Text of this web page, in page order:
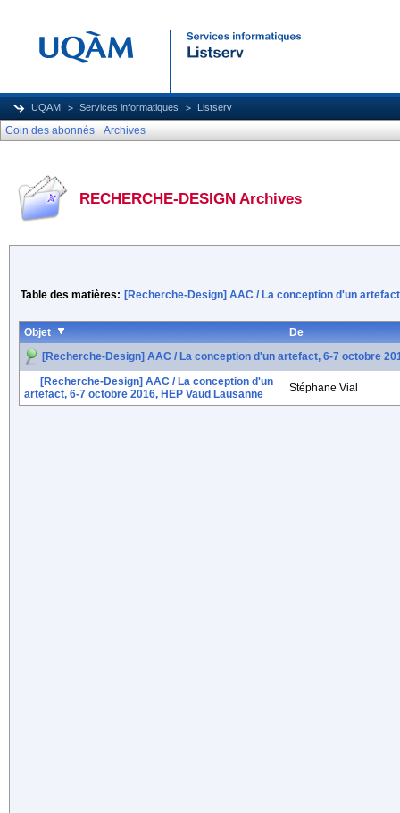
UQAM Services informatiques Listserv
Coin des abonnés Archives
RECHERCHE-DESIGN Archives
Table des matières: [Recherche-Design] AAC / La conception d'un
Objet
De
[Recherche-Design] AAC / La conception d'un artefact, 6-7 octobre
[Recherche-Design] AAC / La conception d'un
artefact, 6-7 octobre 2016, HEP Vaud Lausanne
Stéphane Vial